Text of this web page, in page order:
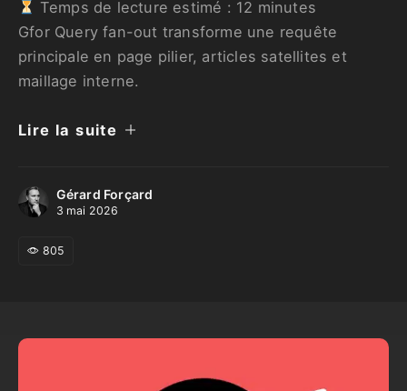
Temps de lecture estimé : 12 minutes
Gfor Query fan-out transforme une requête
principale en page pilier, articles satellites et
maillage interne.
Lire la suite
Gérard Forçard
3 mai 2026
805